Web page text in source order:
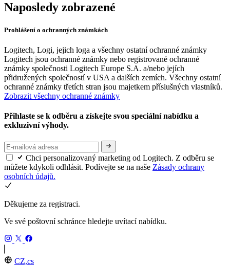
Naposledy zobrazené
Prohlášení o ochranných známkách
Logitech, Logi, jejich loga a všechny ostatní ochranné známky
Logitech jsou ochranné známky nebo registrované ochranné
známky společnosti Logitech Europe S.A. a/nebo jejích
přidružených společností v USA a dalších zemích. Všechny ostatní
ochranné známky třetích stran jsou majetkem příslušných vlastníků.
Zobrazit všechny ochranné známky
Přihlaste se k odběru a získejte svou speciální nabídku a
exkluzivní výhody.
Chci personalizovaný marketing od Logitech. Z odběru se
můžete kdykoli odhlásit. Podívejte se na naše Zásady ochrany
osobních údajů.
Děkujeme za registraci.
Ve své poštovní schránce hledejte uvítací nabídku.
CZ,cs